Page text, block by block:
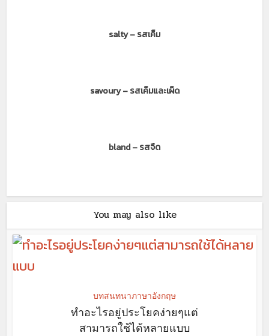
salty – รสเค็ม
savoury – รสเค็มและเผ็ด
bland – รสจืด
You may also like
บทสนทนาภาษาอังกฤษ
ทำอะไรอยู่ประโยคง่ายๆแต่
สามารถใช้ได้หลายแบบ